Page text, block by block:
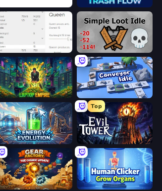
Trash Flow
Idle Ants Simple Loot Idle
Laptop Empire Conveyor Idle
Energy Evolution
Top
Evil Tower
Gear Factory Human Clicker: Grow Organs